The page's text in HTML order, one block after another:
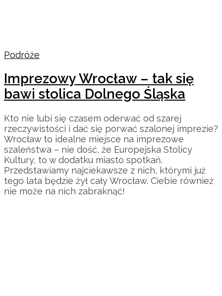
Podróże
Imprezowy Wrocław – tak się
bawi stolica Dolnego Śląska
Kto nie lubi się czasem oderwać od szarej
rzeczywistości i dać się porwać szalonej imprezie?
Wrocław to idealne miejsce na imprezowe
szaleństwa – nie dość, że Europejska Stolicy
Kultury, to w dodatku miasto spotkań.
Przedstawiamy najciekawsze z nich, którymi już
tego lata będzie żył cały Wrocław. Ciebie również
nie może na nich zabraknąć!